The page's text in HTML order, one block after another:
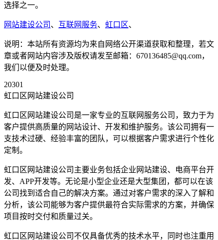
选择之一。
网站建设公司 、 互联网服务、 虹口区、
说明：本站所有资源均为来自网络公开渠道获取和整理，若文
章或者网站内容涉及版权请发至邮箱：670136485@qq.com，
我们以便及时处理。
20301
虹口区网站建设公司
虹口区网站建设公司是一家专业的互联网服务公司，致力于为
客户提供高质量的网站设计、开发和维护服务。该公司拥有一
支技术过硬、经验丰富的团队，可以根据客户需求进行个性化
定制。
虹口区网站建设公司主要业务包括企业网站建设、电商平台开
发、APP开发等。无论是小型企业还是大型集团，都可以在该
公司找到适合自己的解决方案。通过对客户需求的深入了解和
分析，该公司能够为客户提供最符合实际需求的方案，并确保
项目按时交付和质量过关。
虹口区网站建设公司不仅具备优秀的技术水平，同时也注重用